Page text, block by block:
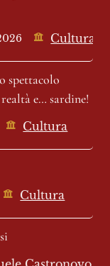
Cultura
spettacolo
e… sardine!
Cultura
Cultura